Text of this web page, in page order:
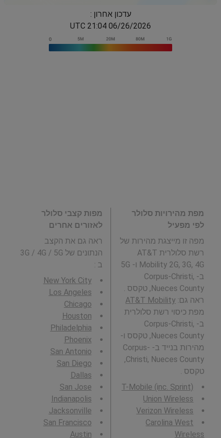
עדכון אחרון :
06/26/2026 21:04 UTC
מפת מהירויות סלולר
לפי מפעיל
מפה זו מייצגת מהירות של
רשת סלולרית AT&T
Mobility 2G, 3G, 4G ו- 5G
ב- Corpus-Christi,
Nueces County, טקסס .
ראה גם: AT&T Mobility
מפת כיסוי רשת סלולרית
ב- Corpus-Christi,
Nueces County, טקסס ו-
מהירות בנייד ב- Corpus-
Christi, Nueces County,
טקסס .
T-Mobile (inc. Sprint)
Union Wireless
Verizon Wireless
Carolina West
Wireless
מפות קצבי סלולר
לאזורים אחרים
ראה גם את הקצב
הנתונים של 3G / 4G / 5G
ב :
New York City
Los Angeles
Chicago
Houston
Philadelphia
Phoenix
San Antonio
San Diego
Dallas
San Jose
Indianapolis
Jacksonville
San Francisco
Austin